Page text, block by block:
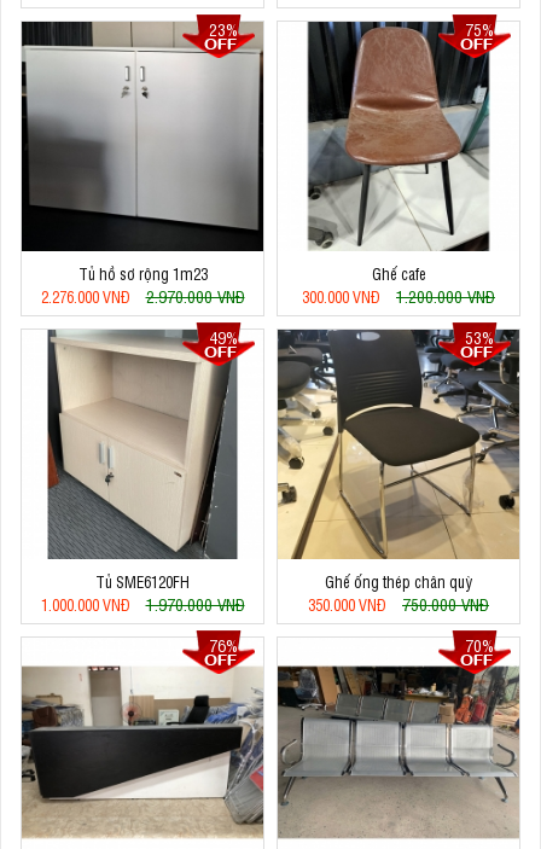
23%
Tủ hồ sơ rộng 1m23
2.276.000 VNĐ
2.970.000 VNĐ
75%
Ghế cafe
300.000 VNĐ
1.200.000 VNĐ
49%
Tủ SME6120FH
1.000.000 VNĐ
1.970.000 VNĐ
53%
Ghế ống thép chân quỳ
350.000 VNĐ
750.000 VNĐ
76%
70%